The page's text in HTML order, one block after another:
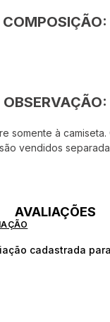
COMPOSIÇÃO:
OBSERVAÇÃO:
somente à camiseta.
vendidos
AVALIAÇÕES
cadastrada